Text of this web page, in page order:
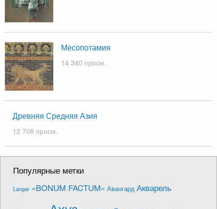
Месопотамия
14 340 просм.
Древняя Средняя Азия
12 706 просм.
Популярные метки
Langar «BONUM FACTUM» Авангард Акварель